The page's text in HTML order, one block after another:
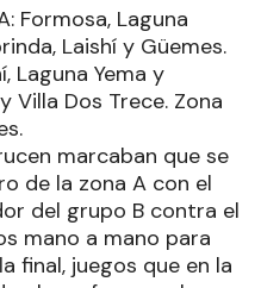
Formosa, Laguna
Laishí y Güemes.
Laguna Yema y
Villa Dos Trece. Zona
marcaban que se
de la zona A con el
del grupo B contra el
mano a mano para
final, juegos que en la